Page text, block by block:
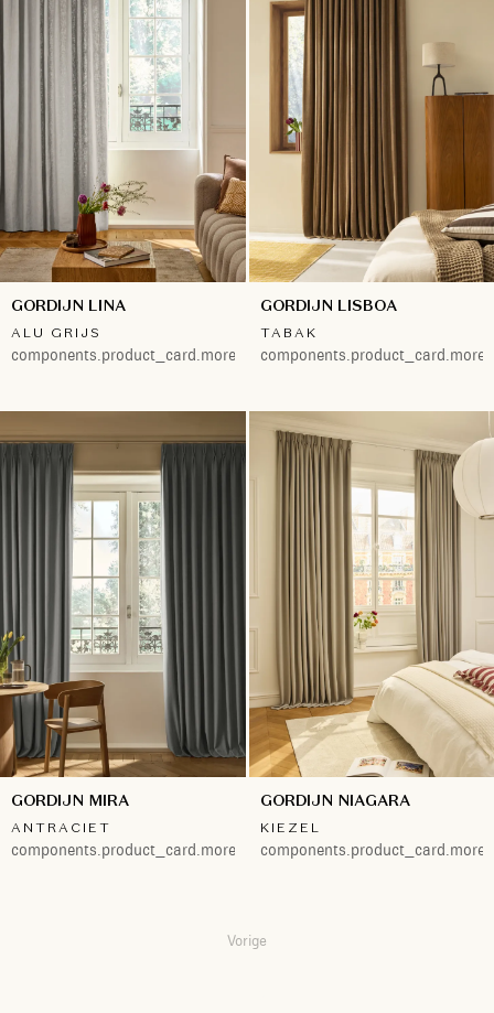
GORDIJN LINA
ALU GRIJS
components.product_card.more.both
GORDIJN LISBOA
TABAK
GORDIJN MIRA
ANTRACIET
components.product_card.more.both
GORDIJN NIAGARA
KIEZEL
Vorige